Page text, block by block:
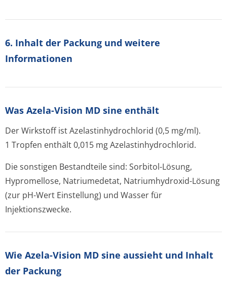
6. Inhalt der Packung und weitere
Informationen
Was Azela-Vision MD sine enthält
Der Wirkstoff ist Azelastinhydrochlo­rid (0,5 mg/ml).
1 Tropfen enthält 0,015 mg Azelastinhydrochlo­rid.
Die sonstigen Bestandteile sind: Sorbitol-Lösung,
Hypromellose, Natriumedetat, Natriumhydroxid-Lösung
(zur pH-Wert Einstellung) und Wasser für
Injektionszwecke.
Wie Azela-Vision MD sine aussieht und Inhalt
der Packung